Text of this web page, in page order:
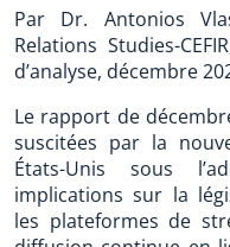
Par Dr. Antonios
Relations Studies-
d’analyse, décembre
Le rapport de
suscitées par la
États-Unis sous
implications sur la
les plateformes de